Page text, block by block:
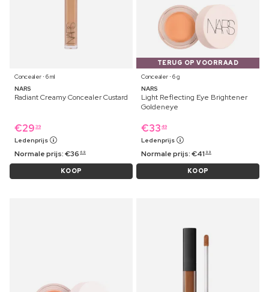
Concealer ⋅ 6 ml
NARS
Radiant Creamy Concealer Custard
€29 39
Ledenprijs
Normale prijs:€36 69
KOOP
TERUG OP VOORRAAD
Concealer ⋅ 6 g
NARS
Light Reflecting Eye Brightener
Goldeneye
€33 49
Ledenprijs
Normale prijs:€41 99
KOOP